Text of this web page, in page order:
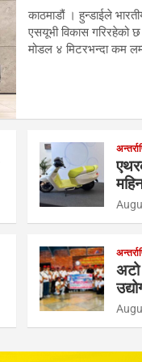
काठमाडौं । हुन्डाईले
एसयूभी विकास गरिरहेको
मोडल ४ मिटरभन्दा कम